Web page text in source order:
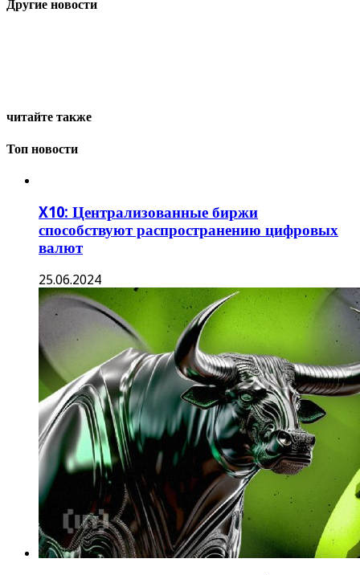
Другие новости
читайте также
Топ новости
X10: Централизованные биржи
способствуют распространению цифровых
валют
25.06.2024